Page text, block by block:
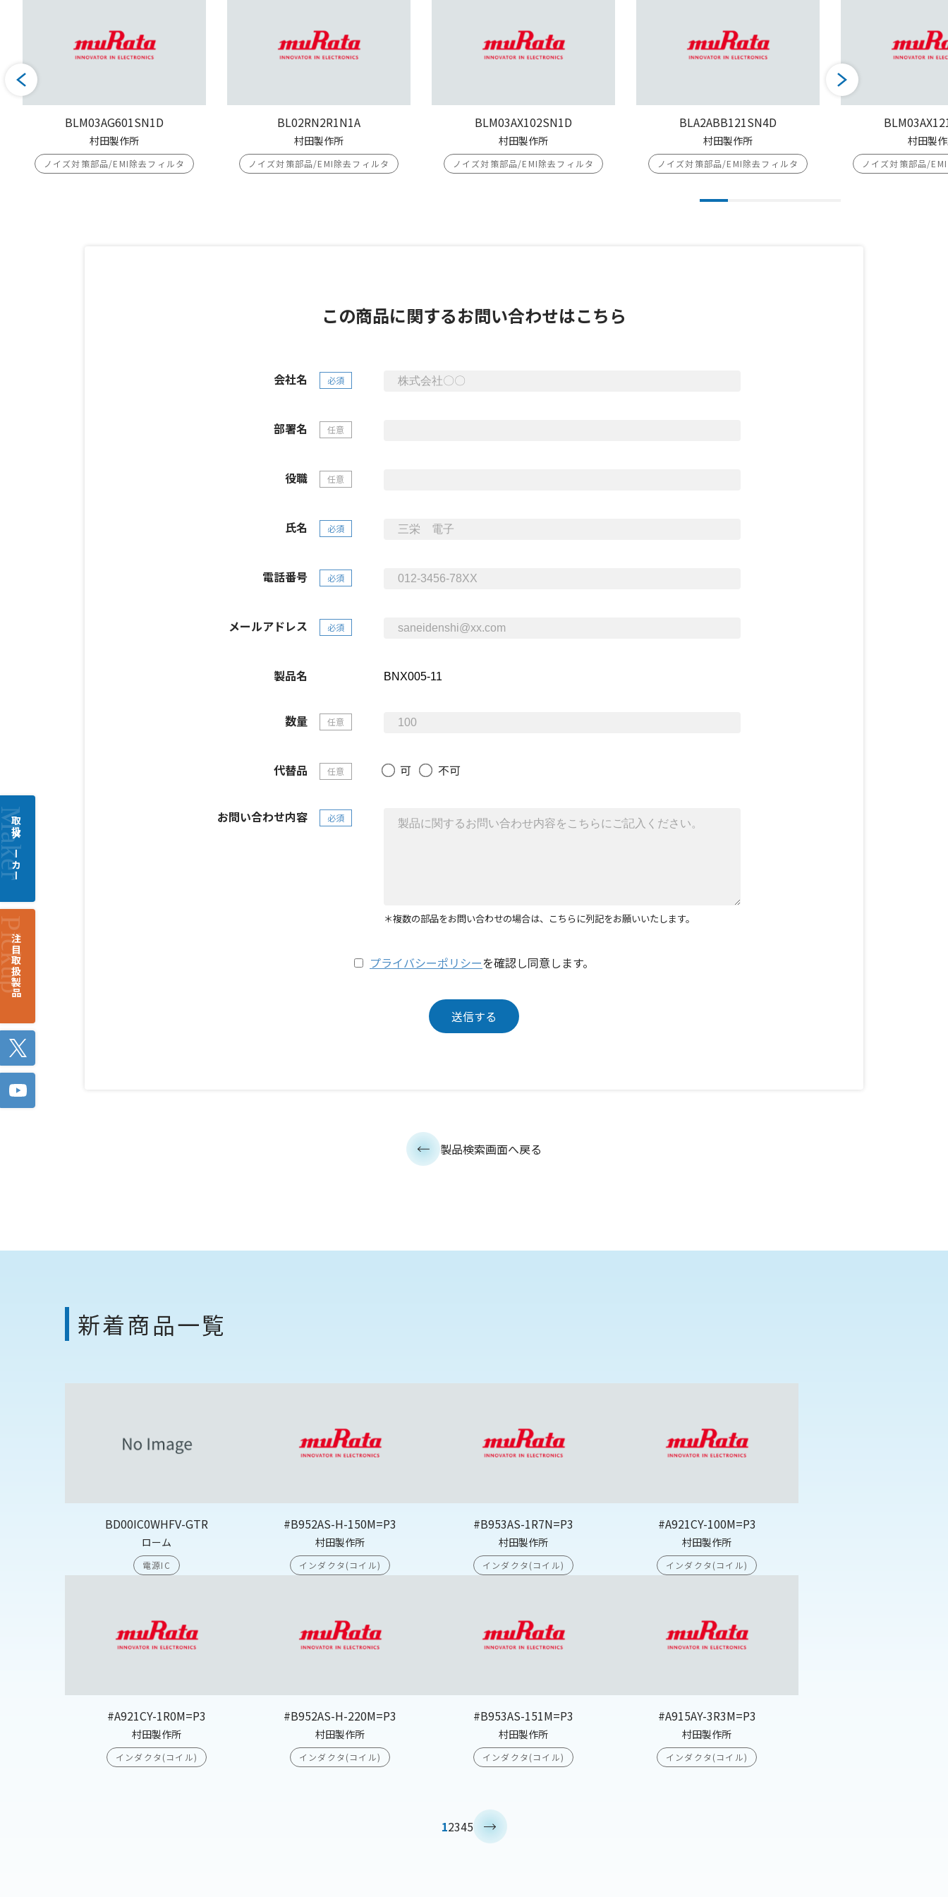
BLM03AG601SN1D
村田製作所
ノイズ対策部品/EMI除去フィルタ
BL02RN2R1N1A
村田製作所
ノイズ対策部品/EMI除去フィルタ
BLM03AX102SN1D
村田製作所
ノイズ対策部品/EMI除去フィルタ
BLA2ABB121SN4D
村田製作所
ノイズ対策部品/EMI除去フィルタ
村田製
ノイズ対策部品/
この商品に関するお問い合わせはこちら
会社名 必須
部署名 任意
役職 任意
氏名 必須
電話番号 必須
メールアドレス 必須
製品名
数量 任意
代替品 任意 可 不可
お問い合わせ内容 必須
＊複数の部品をお問い合わせの場合は、こちらに列記をお願いいたします。
プライバシーポリシーを確認し同意します。
製品検索画面へ戻る
新着商品一覧
BD00IC0WHFV-GTR
ローム
電源IC
#B952AS-H-150M=P3
村田製作所
インダクタ(コイル)
#B953AS-1R7N=P3
村田製作所
インダクタ(コイル)
#A921CY-100M=P3
村田製作所
インダクタ(コイル)
#A921CY-1R0M=P3
村田製作所
インダクタ(コイル)
#B952AS-H-220M=P3
村田製作所
インダクタ(コイル)
#B953AS-151M=P3
村田製作所
インダクタ(コイル)
#A915AY-3R3M=P3
村田製作所
インダクタ(コイル)
12345
取扱メーカー
注目取扱製品